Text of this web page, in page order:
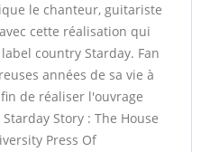
le chanteur, guitariste
cette réalisation qui
country Starday. Fan
années de sa vie à
de réaliser l'ouvrage
Story : The House
Press Of